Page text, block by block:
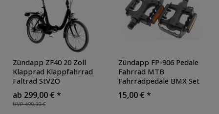
Zündapp ZF40 20 Zoll
Klapprad Klappfahrrad
Faltrad StVZO
Faltfahrrad Erwachsene
Damen Herren tiefer
Einstieg
UVP 499,00 €
ab 299,00 € *
Zündapp FP-906 Pedale
Fahrrad MTB
Fahrradpedale BMX Set
mit Reflektor 9/16"
Bärentatze Z808
15,00 € *